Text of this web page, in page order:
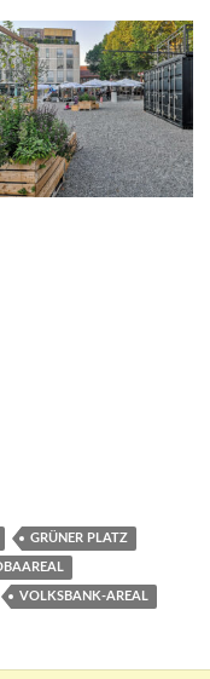
GRÜNER PLATZ
VOLKSBANK-AREAL